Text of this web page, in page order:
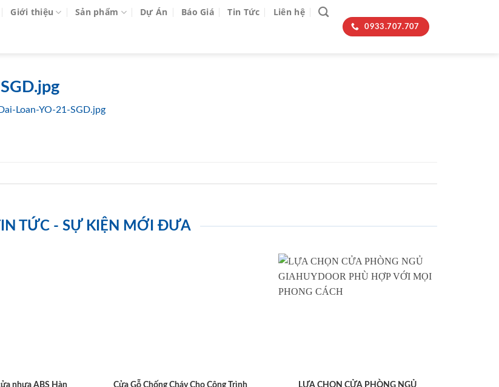
Giới thiệu Sản phẩm Dự Án Báo Giá Tin Tức Liên hệ
0933.707.707
Loan-YO-21-SGD.jpg
TỨC - SỰ KIỆN MỚI ĐƯA
nhựa ABS Hàn
Cửa Gỗ Chống Cháy Cho Công Trình
LỰA CHỌN CỬA PHÒNG NGỦ